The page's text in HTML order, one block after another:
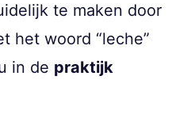
te maken door
het woord “leche”
in de praktijk